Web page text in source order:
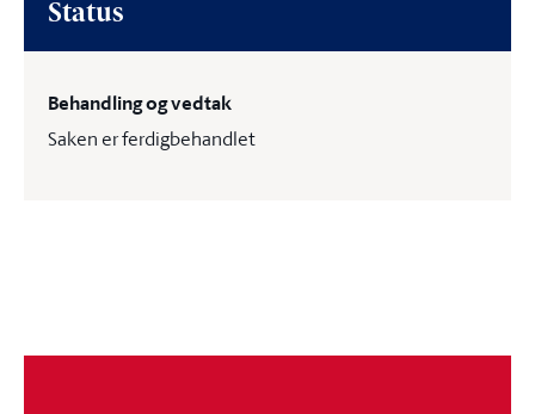
Status
Behandling og vedtak
Saken er ferdigbehandlet